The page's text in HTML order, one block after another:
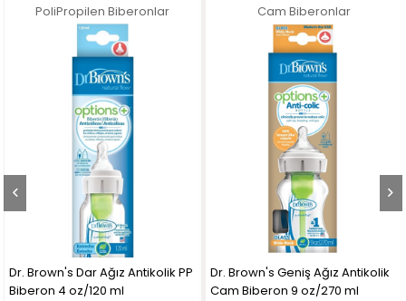
PoliPropilen Biberonlar
Dr. Brown's Dar Ağız Antikolik PP
Biberon 4 oz/120 ml
Cam Biberonlar
Dr. Brown's Geniş Ağız Antikolik
Cam Biberon 9 oz/270 ml